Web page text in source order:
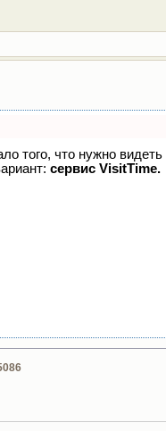
того, что нужно
сервис VisitTime.